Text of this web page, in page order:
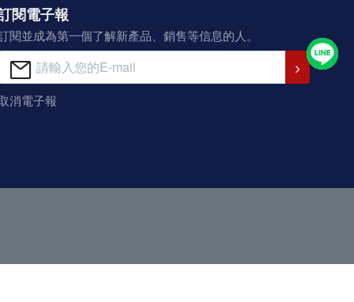
閱電子報
閱並成為第一個了解新產品、銷售等信息的人。
消電子報